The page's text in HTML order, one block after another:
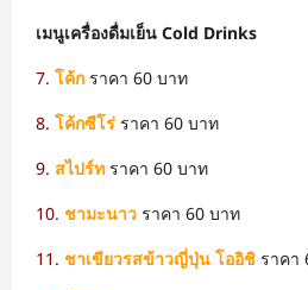
เมนูเครื่องดื่มเย็น Cold Drinks
7. โค้ก ราคา 60 บาท
8. โค้กซีโร่ ราคา 60 บาท
9. สไปร์ท ราคา 60 บาท
10. ชามะนาว ราคา 60 บาท
11. ชาเขียวรสข้าวญี่ปุ่น โออิชิ ราคา